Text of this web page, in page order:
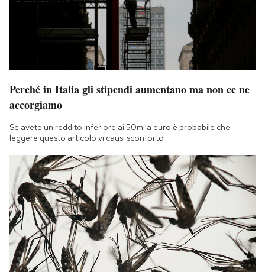
Perché in Italia gli stipendi aumentano ma non ce ne
accorgiamo
Se avete un reddito inferiore ai 50mila euro è probabile che
leggere questo articolo vi causi sconforto